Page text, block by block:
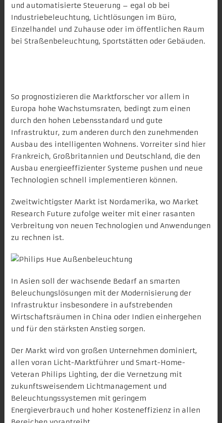
und automatisierte Steuerung – egal ob bei
Industriebeleuchtung, Lichtlösungen im Büro,
Einzelhandel und Zuhause oder im öffentlichen Raum
bei Straßenbeleuchtung, Sportstätten oder Gebäuden.
So prognostizieren die Marktforscher vor allem in
Europa hohe Wachstumsraten, bedingt zum einen
durch den hohen Lebensstandard und gute
Infrastruktur, zum anderen durch den zunehmenden
Ausbau des intelligenten Wohnens. Vorreiter sind hier
Frankreich, Großbritannien und Deutschland, die den
Ausbau energieeffizienter Systeme pushen und neue
Technologien schnell implementieren können.
Zweitwichtigster Markt ist Nordamerika, wo Market
Research Future zufolge weiter mit einer rasanten
Verbreitung von neuen Technologien und Anwendungen
zu rechnen ist.
In Asien soll der wachsende Bedarf an smarten
Beleuchungslösungen mit der Modernisierung der
Infrastruktur insbesondere in aufstrebenden
Wirtschaftsräumen in China oder Indien einhergehen
und für den stärksten Anstieg sorgen.
Der Markt wird von großen Unternehmen dominiert,
allen voran Licht-Marktführer und Smart-Home-
Veteran Philips Lighting, der die Vernetzung mit
zukunftsweisendem Lichtmanagement und
Beleuchtungssystemen mit geringem
Energieverbrauch und hoher Kosteneffizienz in allen